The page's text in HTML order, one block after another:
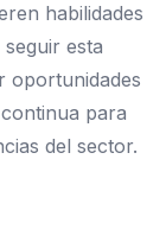
habilidades
esta
oportunidades
para
del sector.